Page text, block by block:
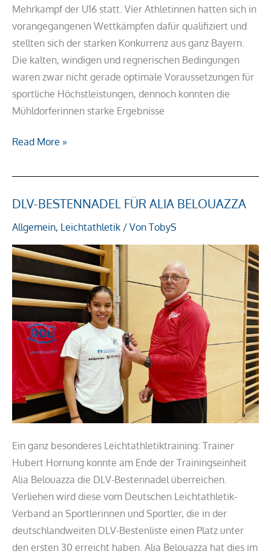
Mehrkampf der U16 statt. Vier Athletinnen hatten sich in
vorangegangenen Wettkämpfen dafür qualifiziert und
stellten sich der starken Konkurrenz aus ganz Bayern.
Die kalten, windigen und regnerischen Bedingungen
waren zwar nicht gerade optimale Voraussetzungen für
sportliche Höchstleistungen, dennoch konnten die
Mühldorferinnen starke Ergebnisse
Read More »
DLV-BESTENNADEL FÜR ALIA BELOUAZZA
Allgemein, Leichtathletik / Von TobyS
Ein ganz besonderes Leichtathletiktraining: Trainer
Hubert Hornung konnte am Ende der Trainingseinheit
Alia Belouazza die DLV-Bestennadel überreichen.
Verliehen wird diese vom Deutschen Leichtathletik-
Verband an Sportlerinnen und Sportler, die in der
deutschlandweiten DLV-Bestenliste einen Platz unter
den ersten 30 erreicht haben. Alia Belouazza hat dies im
DLV-
Bestennadel
Alia
Belouazza